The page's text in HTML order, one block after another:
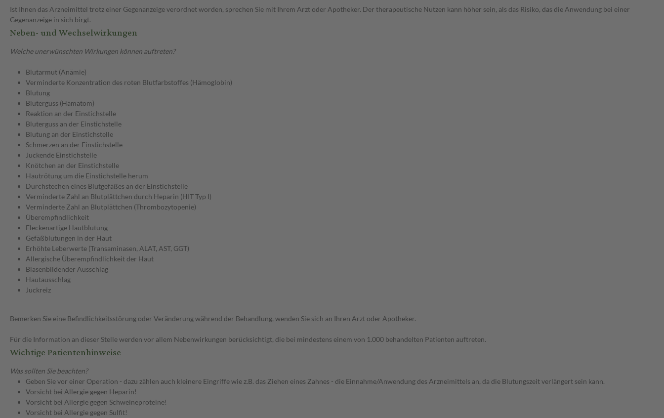
Ist Ihnen das Arzneimittel trotz einer Gegenanzeige verordnet worden, sprechen Sie mit Ihrem Arzt oder Apotheker. Der therapeutische Nutzen kann höher sein, als das Risiko, das die Anwendung bei einer
Gegenanzeige in sich birgt.
Neben- und Wechselwirkungen
Welche unerwünschten Wirkungen können auftreten?
Blutarmut (Anämie)
Verminderte Konzentration des roten Blutfarbstoffes (Hämoglobin)
Blutung
Bluterguss (Hämatom)
Reaktion an der Einstichstelle
Bluterguss an der Einstichstelle
Blutung an der Einstichstelle
Schmerzen an der Einstichstelle
Juckende Einstichstelle
Knötchen an der Einstichstelle
Hautrötung um die Einstichstelle herum
Durchstechen eines Blutgefäßes an der Einstichstelle
Verminderte Zahl an Blutplättchen durch Heparin (HIT Typ I)
Verminderte Zahl an Blutplättchen (Thrombozytopenie)
Überempfindlichkeit
Fleckenartige Hautblutung
Gefäßblutungen in der Haut
Erhöhte Leberwerte (Transaminasen, ALAT, AST, GGT)
Allergische Überempfindlichkeit der Haut
Blasenbildender Ausschlag
Hautausschlag
Juckreiz
Bemerken Sie eine Befindlichkeitsstörung oder Veränderung während der Behandlung, wenden Sie sich an Ihren Arzt oder Apotheker.
Für die Information an dieser Stelle werden vor allem Nebenwirkungen berücksichtigt, die bei mindestens einem von 1.000 behandelten Patienten auftreten.
Wichtige Patientenhinweise
Was sollten Sie beachten?
Geben Sie vor einer Operation - dazu zählen auch kleinere Eingriffe wie z.B. das Ziehen eines Zahnes - die Einnahme/Anwendung des Arzneimittels an, da die Blutungszeit verlängert sein kann.
Vorsicht bei Allergie gegen Heparin!
Vorsicht bei Allergie gegen Schweineproteine!
Vorsicht bei Allergie gegen Sulfit!